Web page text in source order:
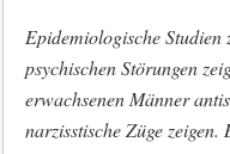
Epidemiologische
psychischen Störungen
erwachsenen Männer
narzisstische Züge